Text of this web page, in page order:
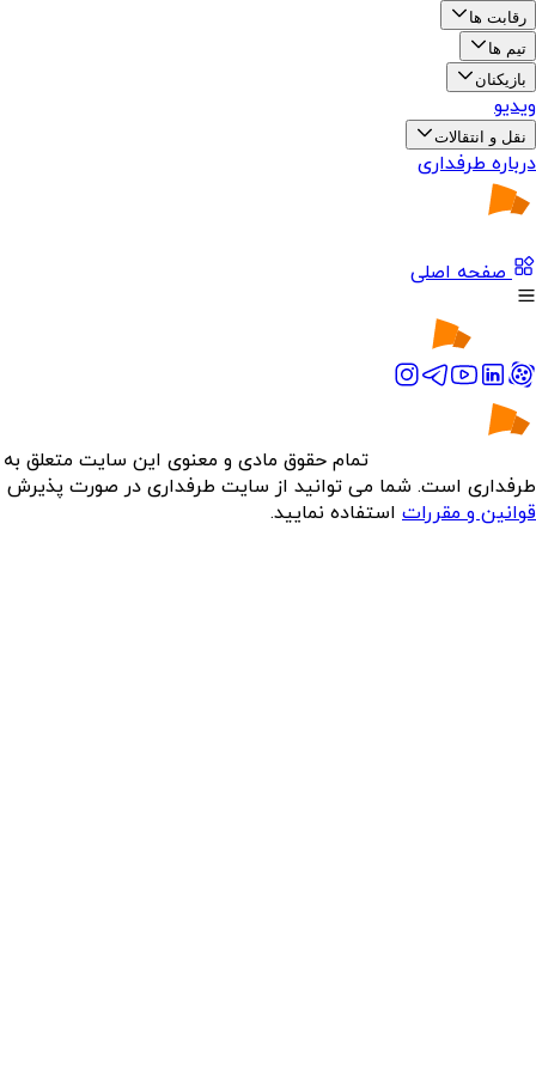
رقابت ها
تیم ها
بازیکنان
ویدیو
نقل و انتقالات
درباره طرفداری
صفحه اصلی
تمام حقوق مادی و معنوی این سایت متعلق به
طرفداری است. شما می توانید از سایت طرفداری در صورت پذیرش
قوانین و مقررات استفاده نمایید.